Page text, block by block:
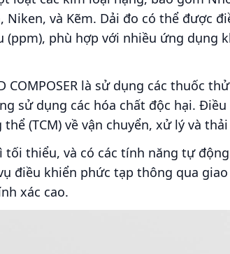
Niken, và Kẽm. Dải đo có thể được
phù hợp với nhiều ứng dụng
là sử dụng các thuốc
sử dụng các hóa chất độc hại.
(TCM) về vận chuyển, xử lý và
thiểu, và có các tính năng tự
điều khiển phức tạp thông qua
xác cao.